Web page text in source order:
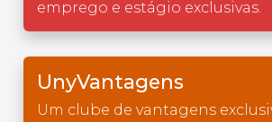
emprego e estágio exclusivas.
UnyVantagens
Um clube de vantagens